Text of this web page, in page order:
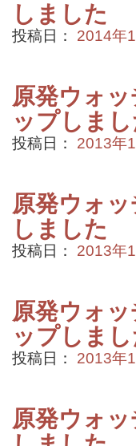
しました
投稿日： 2014年
原発ウォ
ップしまし
投稿日： 2013年
原発ウォ
しました
投稿日： 2013年
原発ウォ
ップしまし
投稿日： 2013年
原発ウォ